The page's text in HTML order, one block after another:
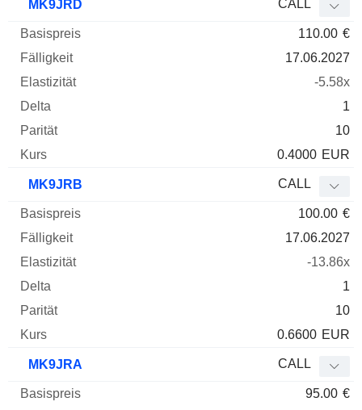
MK9JRD CALL
110.00 €
17.06.2027
-5.58x
1
10
0.4000 EUR
MK9JRB CALL
100.00 €
17.06.2027
-13.86x
1
10
0.6600 EUR
MK9JRA CALL
95.00 €